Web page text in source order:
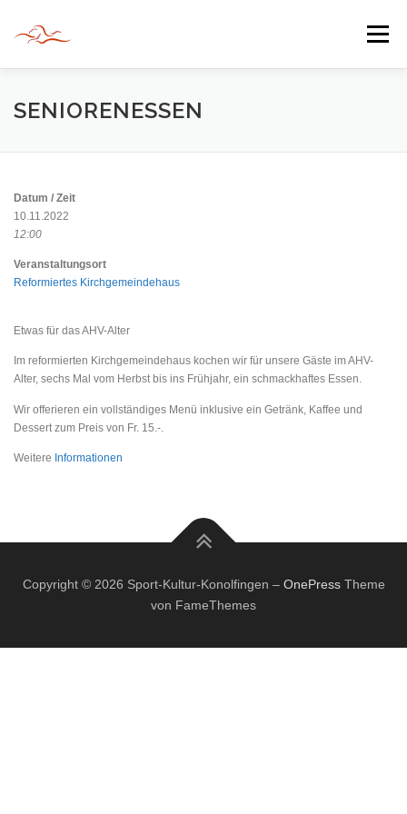
springen
Menü
HERZLICH WILLKOMMEN
INFORMATIONEN
SENIORENESSEN
Datum / Zeit
10.11.2022
12:00
Veranstaltungsort
Reformiertes Kirchgemeindehaus
Etwas für das AHV-Alter
Im reformierten Kirchgemeindehaus kochen wir für unsere Gäste im AHV-
Alter, sechs Mal vom Herbst bis ins Frühjahr, ein schmackhaftes Essen.
Wir offerieren ein vollständiges Menü inklusive ein Getränk, Kaffee und
Dessert zum Preis von Fr. 15.-.
Weitere Informationen
Copyright © 2026 Sport-Kultur-Konolfingen – OnePressTheme
von FameThemes